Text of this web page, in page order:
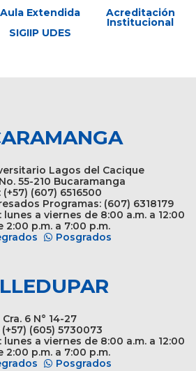
Aula Extendida
SIGIIP UDES
Acreditación
Institucional
Lagos del Cacique
55-210 Bucaramanga
(+57) (607) 6516500
Programas: (607) 6318179
a viernes de 8:00 a.m. a 12:00
2:00 p.m. a 7:00 p.m.
Posgrados
Cra. 6 N° 14-27
(+57) (605) 5730073
a viernes de 8:00 a.m. a 12:00
2:00 p.m. a 7:00 p.m.
Posgrados